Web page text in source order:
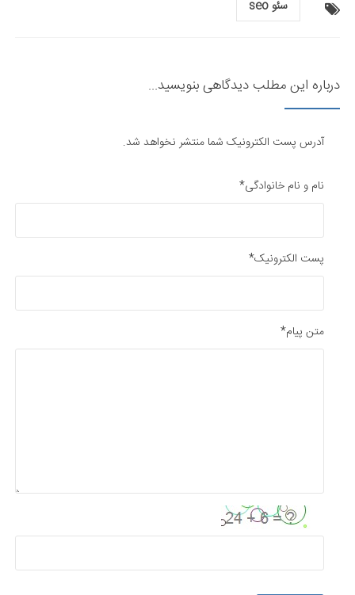
سئو seo
درباره این مطلب دیدگاهی بنویسید...
آدرس پست الکترونیک شما منتشر نخواهد شد.
نام و نام خانوادگی*
پست الکترونیک*
متن پیام*